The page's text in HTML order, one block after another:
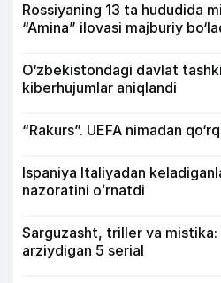
Rossiyaning 13 ta hududida
“Amina” ilovasi majburiy
O‘zbekistondagi davlat
kiberhujumlar aniqlandi
“Rakurs”. UEFA nimadan
Ispaniya Italiyadan
nazoratini oʻrnatdi
Sarguzasht, triller va
arziydigan 5 serial